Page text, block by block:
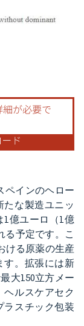
が必要です。
ペインのヘロー
な製造ユニッ
1億ユーロ（1億
る予定です。こ
ける原薬の生産
す。拡張には新
大150立方メー
ヘルスケアセク
ラスチック包装